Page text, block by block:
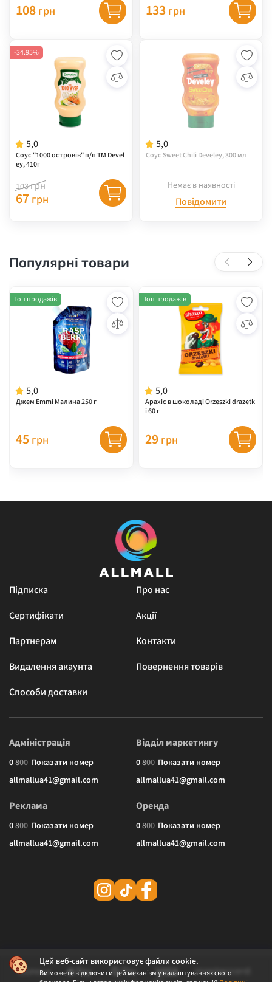
108 грн 133 грн
5,0
Соус "1000 островів" п/п ТМ Devel
ey, 410г
-34.95%
103грн
67 грн
5,0
Соус Sweet Chili Develey, 300 мл
Немає в наявності
Повідомити
Популярні товари
5,0
Джем Emmi Малина 250 г
Топ продажів
45 грн
5,0
Арахіс в шоколаді Orzeszki drazetk
i 60 г
Топ продажів
29 грн
Цей веб-сайт використовує файли cookie.
Ви можете відключити цей механізм у налаштуваннях свого
Підписка
Про нас
Сертифікати
Акції
Партнерам
Контакти
Видалення акаунта
Повернення товарів
Способи доставки
Адміністрація
0800 Показати номер
allmallua41@gmail.com
Відділ маркетингу
0800 Показати номер
allmallua41@gmail.com
Реклама
0800 Показати номер
allmallua41@gmail.com
Оренда
0800 Показати номер
allmallua41@gmail.com